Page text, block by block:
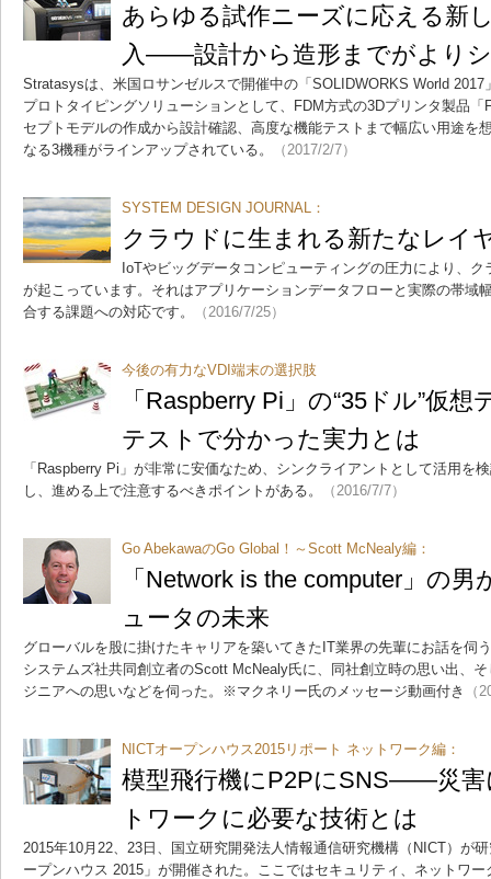
あらゆる試作ニーズに応える新
入――設計から造形までがより
Stratasysは、米国ロサンゼルスで開催中の「SOLIDWORKS World
プロトタイピングソリューションとして、FDM方式の3Dプリンタ製品
セプトモデルの作成から設計確認、高度な機能テストまで幅広い用途を
なる3機種がラインアップされている。
（2017/2/7）
SYSTEM DESIGN JOURNAL：
クラウドに生まれる新たなレイ
IoTやビッグデータコンピューティングの圧力により、
が起こっています。それはアプリケーションデータフローと実際の帯域
合する課題への対応です。
（2016/7/25）
今後の有力なVDI端末の選択肢
「Raspberry Pi」の“35ドル”仮
テストで分かった実力とは
「Raspberry Pi」が非常に安価なため、シンクライアントとして活用を
し、進める上で注意するべきポイントがある。
（2016/7/7）
Go AbekawaのGo Global！～Scott McNealy編：
「Network is the computer」の
ュータの未来
グローバルを股に掛けたキャリアを築いてきたIT業界の先輩にお話を伺
システムズ社共同創立者のScott McNealy氏に、同社創立時の思い出、
ジニアへの思いなどを伺った。※マクネリー氏のメッセージ動画付き
（
NICTオープンハウス2015リポート ネットワーク編：
模型飛行機にP2PにSNS――災害
トワークに必要な技術とは
2015年10月22、23日、国立研究開発法人情報通信研究機構（NICT）が
ープンハウス 2015」が開催された。ここではセキュリティ、ネットワ